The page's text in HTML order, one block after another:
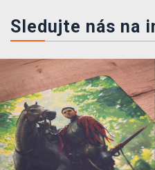
Sledujte nás na